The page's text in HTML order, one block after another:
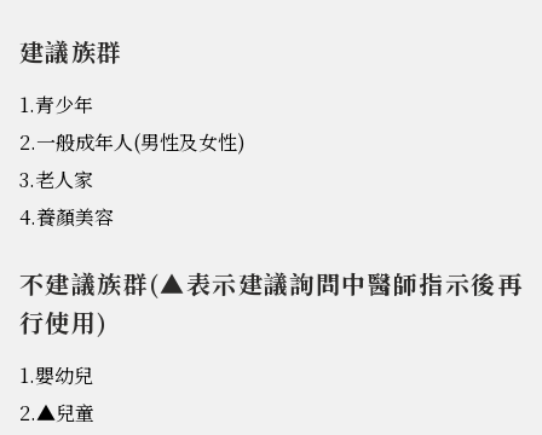
建議族群
1.青少年
2.一般成年人(男性及女性)
3.老人家
4.養顏美容
不建議族群(▲表示建議詢問中醫師指示後再
行使用)
1.嬰幼兒
2.▲兒童